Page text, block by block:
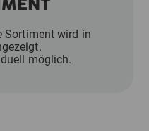
Sortiment wird in
möglich.